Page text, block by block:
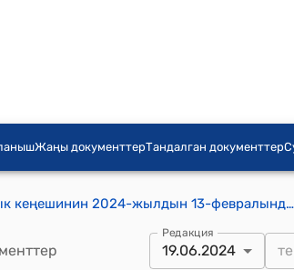
Жаңы документтерТандалган документтер
Т.Зулпуев айылдык округунун айылдык кеңешинин 2024-жылдын 13-февралындагы №28-2 "Т.Зулпуев атындагы айыл аймагынын Алмалык айылынын тургундарынын атынан Маматов Кудайбердинин арызын кароо жөнүндө" токтому.
Редакция
19.06.2024